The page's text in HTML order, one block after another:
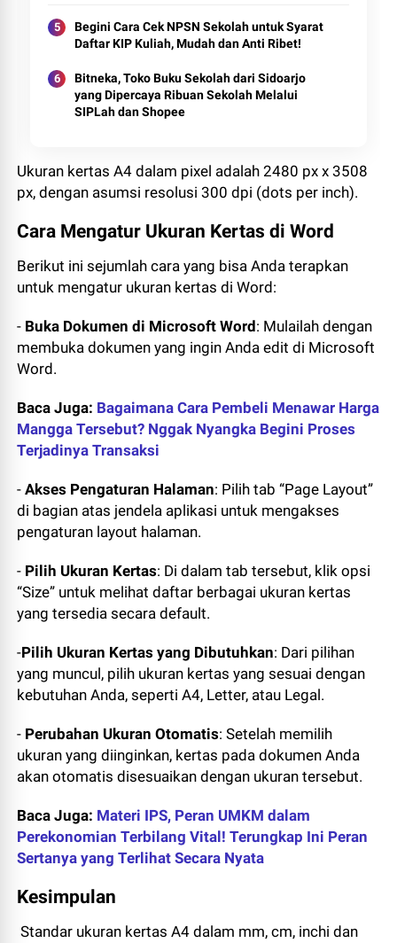
Begini Cara Cek NPSN Sekolah untuk Syarat
Daftar KIP Kuliah, Mudah dan Anti Ribet!
Bitneka, Toko Buku Sekolah dari Sidoarjo
yang Dipercaya Ribuan Sekolah Melalui
SIPLah dan Shopee
Ukuran kertas A4 dalam pixel adalah 2480 px x 3508
px, dengan asumsi resolusi 300 dpi (dots per inch).
Cara Mengatur Ukuran Kertas di Word
Berikut ini sejumlah cara yang bisa Anda terapkan
untuk mengatur ukuran kertas di Word:
- Buka Dokumen di Microsoft Word: Mulailah dengan
membuka dokumen yang ingin Anda edit di Microsoft
Word.
Baca Juga: Bagaimana Cara Pembeli Menawar Harga
Mangga Tersebut? Nggak Nyangka Begini Proses
Terjadinya Transaksi
-Akses Pengaturan Halaman: Pilih tab “Page Layout”
di bagian atas jendela aplikasi untuk mengakses
pengaturan layout halaman.
- Pilih Ukuran Kertas: Di dalam tab tersebut, klik opsi
“Size” untuk melihat daftar berbagai ukuran kertas
yang tersedia secara default.
-Pilih Ukuran Kertas yang Dibutuhkan: Dari pilihan
yang muncul, pilih ukuran kertas yang sesuai dengan
kebutuhan Anda, seperti A4, Letter, atau Legal.
- Perubahan Ukuran Otomatis: Setelah memilih
ukuran yang diinginkan, kertas pada dokumen Anda
akan otomatis disesuaikan dengan ukuran tersebut.
Baca Juga: Materi IPS, Peran UMKM dalam
Perekonomian Terbilang Vital! Terungkap Ini Peran
Sertanya yang Terlihat Secara Nyata
Kesimpulan
Standar ukuran kertas A4 dalam mm, cm, inchi dan